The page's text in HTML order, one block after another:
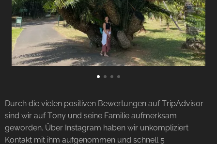
Durch die vielen positiven Bewertungen auf TripAdvisor
sind wir auf Tony und seine Familie aufmerksam
geworden. Über Instagram haben wir unkompliziert
Kontakt mit ihm aufgenommen und schnell 5